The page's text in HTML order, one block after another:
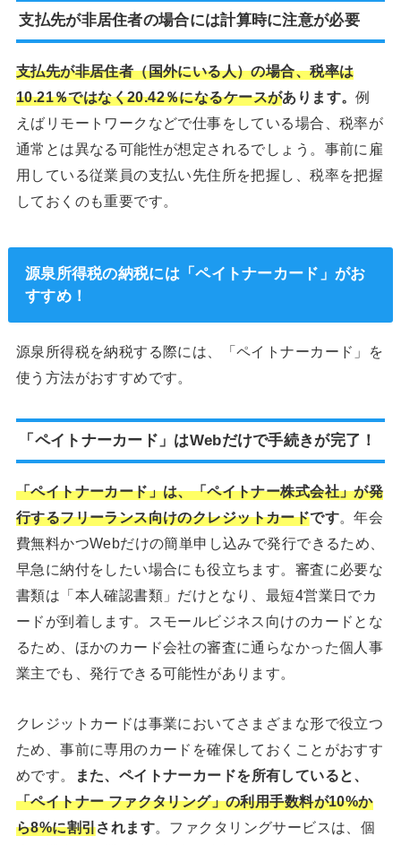
支払先が非居住者の場合には計算時に注意が必要
支払先が非居住者（国外にいる人）の場合、税率は
10.21％ではなく20.42％になるケースがあります。例
えばリモートワークなどで仕事をしている場合、税率が
通常とは異なる可能性が想定されるでしょう。事前に雇
用している従業員の支払い先住所を把握し、税率を把握
しておくのも重要です。
源泉所得税の納税には「ペイトナーカード」がお
すすめ！
源泉所得税を納税する際には、「ペイトナーカード」を
使う方法がおすすめです。
「ペイトナーカード」はWebだけで手続きが完了！
「ペイトナーカード」は、「ペイトナー株式会社」が発
行するフリーランス向けのクレジットカードです。年会
費無料かつWebだけの簡単申し込みで発行できるため、
早急に納付をしたい場合にも役立ちます。審査に必要な
書類は「本人確認書類」だけとなり、最短4営業日でカ
ードが到着します。スモールビジネス向けのカードとな
るため、ほかのカード会社の審査に通らなかった個人事
業主でも、発行できる可能性があります。
クレジットカードは事業においてさまざまな形で役立つ
ため、事前に専用のカードを確保しておくことがおすす
めです。
また、ペイトナーカードを所有していると、
「ペイトナー ファクタリング」の利用手数料が10%か
ら8%に割引されます。ファクタリングサービスは、個